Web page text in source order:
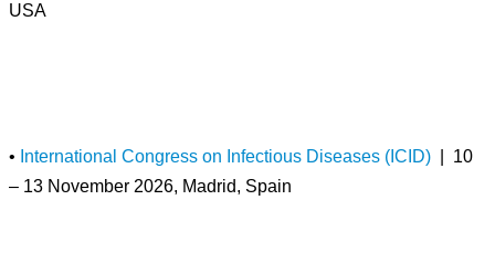
USA
• International Congress on Infectious Diseases (ICID) | 10
– 13 November 2026, Madrid, Spain